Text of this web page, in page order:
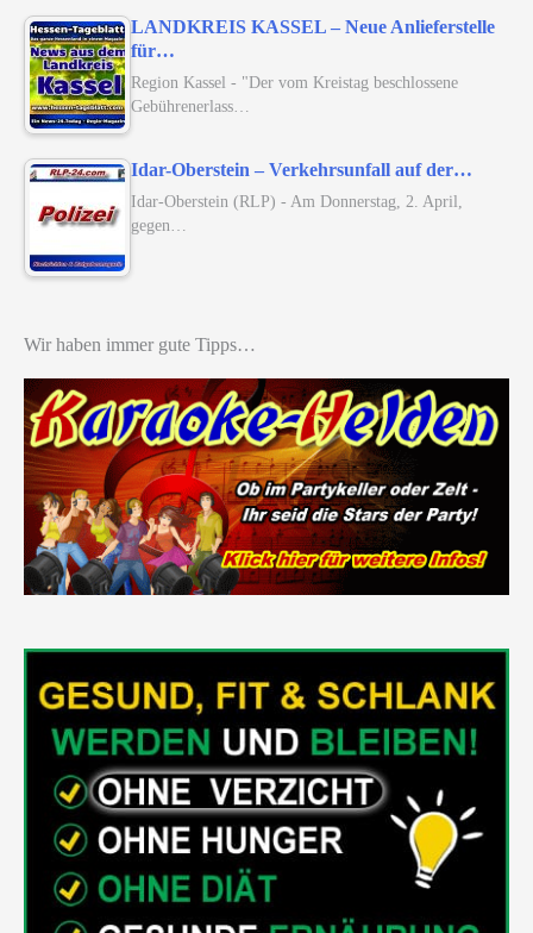
LANDKREIS KASSEL – Neue Anlieferstelle
für…
Region Kassel - "Der vom Kreistag beschlossene
Gebührenerlass…
Idar-Oberstein – Verkehrsunfall auf der…
Idar-Oberstein (RLP) - Am Donnerstag, 2. April,
gegen…
Wir haben immer gute Tipps…